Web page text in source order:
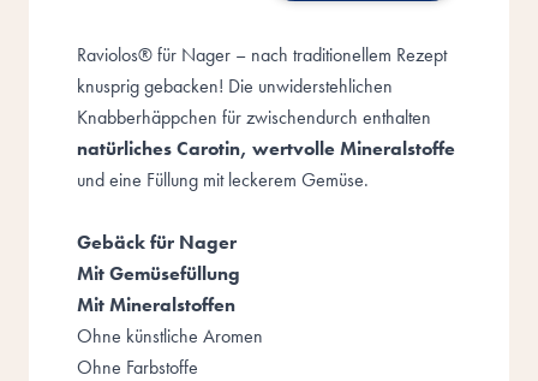
Raviolos® für Nager – nach traditionellem Rezept
knusprig gebacken! Die unwiderstehlichen
Knabberhäppchen für zwischendurch enthalten
natürliches Carotin, wertvolle Mineralstoffe
und eine Füllung mit leckerem Gemüse.
Gebäck für Nager
Mit Gemüsefüllung
Mit Mineralstoffen
Ohne künstliche Aromen
Ohne Farbstoffe